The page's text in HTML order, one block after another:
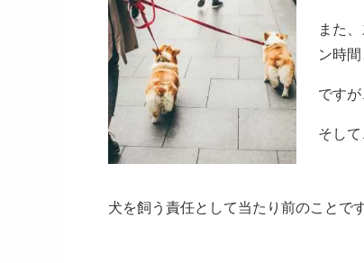
また
ン時
です
そし
犬を飼う責任として当たり前のことで